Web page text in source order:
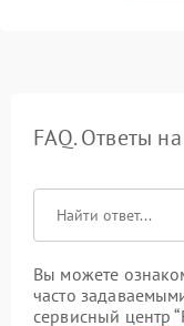
FAQ. Ответы
Вы можете
часто
сервисный центр